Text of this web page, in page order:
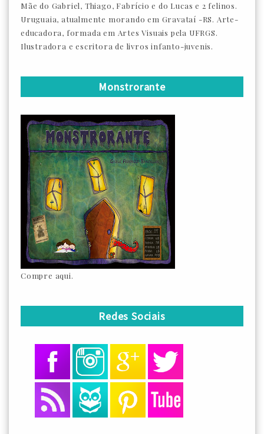
Mãe do Gabriel, Thiago, Fabrício e do Lucas e 2 felinos.
Uruguaia, atualmente morando em Gravataí -RS. Arte-
educadora, formada em Artes Visuais pela UFRGS.
Ilustradora e escritora de livros infanto-juvenis.
Monstrorante
Compre aqui.
Redes Sociais